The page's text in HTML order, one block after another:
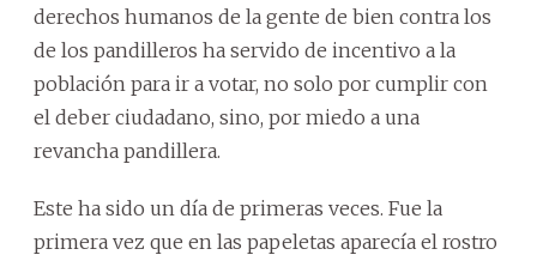
derechos humanos de la gente de bien contra los
de los pandilleros ha servido de incentivo a la
población para ir a votar, no solo por cumplir con
el deber ciudadano, sino, por miedo a una
revancha pandillera.
Este ha sido un día de primeras veces. Fue la
primera vez que en las papeletas aparecía el rostro